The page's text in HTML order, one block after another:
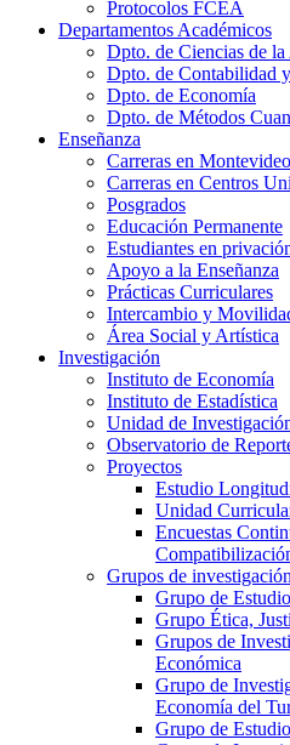
Protocolos FCEA
Departamentos Académicos
Dpto. de Ciencias de
Dpto. de Contabilidad
Dpto. de Economía
Dpto. de Métodos
Enseñanza
Carreras en Montevideo
Carreras en Centros
Posgrados
Educación Permanente
Estudiantes en
Apoyo a la Enseñanza
Prácticas Curriculares
Intercambio y
Área Social y Artística
Investigación
Instituto de Economía
Instituto de Estadística
Unidad de
Observatorio de
Proyectos
Estudio
Unidad
Encuestas
Grupos de investigación
Grupo de
Grupo Ética,
Grupos de
Económica
Grupo de
Economía del
Grupo de